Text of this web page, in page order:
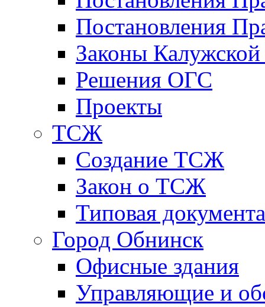
Постановления
Законы Калужской
Решения ОГС
Проекты
ТСЖ
Создание ТСЖ
Закон о ТСЖ
Типовая
Город Обнинск
Офисные здания
Управляющие и